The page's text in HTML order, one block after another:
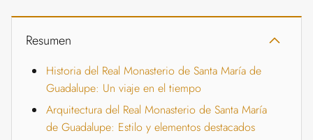
Resumen
Historia del Real Monasterio de Santa María de
Guadalupe: Un viaje en el tiempo
Arquitectura del Real Monasterio de Santa María
de Guadalupe: Estilo y elementos destacados